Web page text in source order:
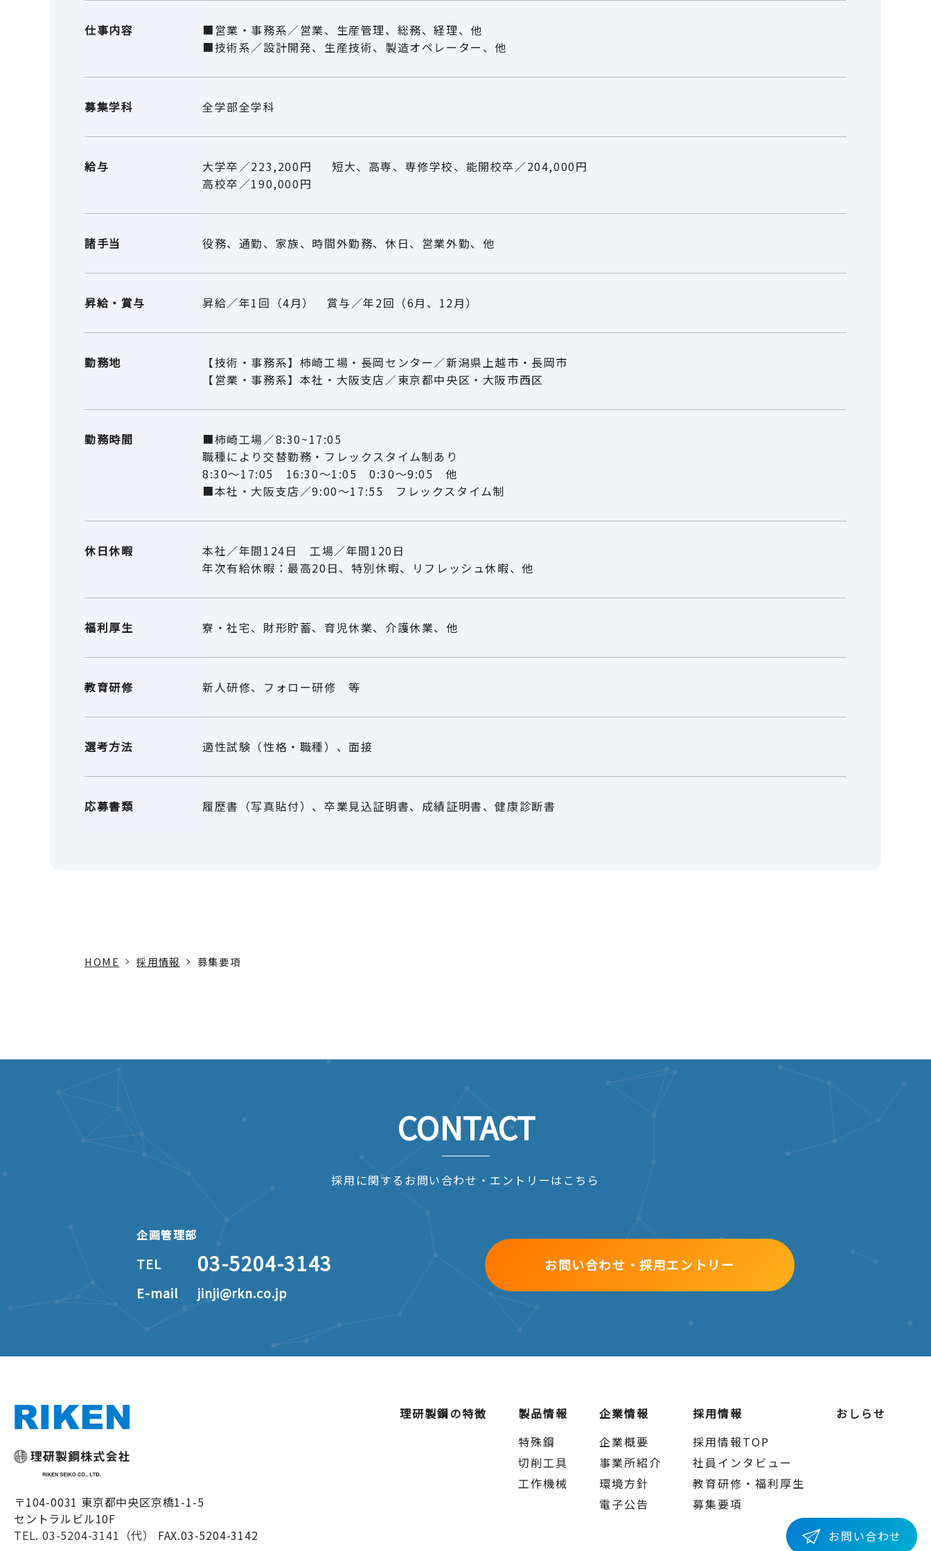
仕事内容
■営業・事務系／営業、生産管理、総務、経理、他
■技術系／設計開発、生産技術、製造オペレーター、他
募集学科 全学部全学科
給与
大学卒／223,200円 短大、高専、専修学校、能開校卒／204,000円
高校卒／190,000円
諸手当 役務、通勤、家族、時間外勤務、休日、営業外勤、他
昇給・賞与 昇給／年1回（4月） 賞与／年2回（6月、12月）
勤務地
【技術・事務系】柿崎工場・長岡センター／新潟県上越市・長岡市
【営業・事務系】本社・大阪支店／東京都中央区・大阪市西区
勤務時間
■柿崎工場／8:30~17:05
職種により交替勤務・フレックスタイム制あり
8:30～17:05 16:30～1:05 0:30～9:05 他
■本社・大阪支店／9:00～17:55 フレックスタイム制
休日休暇
本社／年間124日 工場／年間120日
年次有給休暇：最高20日、特別休暇、リフレッシュ休暇、他
福利厚生 寮・社宅、財形貯蓄、育児休業、介護休業、他
教育研修 新人研修、フォロー研修 等
選考方法 適性試験（性格・職種）、面接
応募書類 履歴書（写真貼付）、卒業見込証明書、成績証明書、健康診断書
仕事内容
【技術系】設計開発、生産技術他／若干名
年齢、経験、能力を考慮のうえ、当社規定に従って決定
昇給／年1回（4月） 賞与／年2回（6月、12月）
勤務時間
■柿崎工場／8:30~17:05
職種により交替勤務・フレックスタイム制あり
8:30～17:05 16:30～1:05 0:30～9:05 他
■本社・大阪支店／9:00～17:55 フレックスタイム制
福利厚生
選考方法
HOME 採用情報 募集要項
CONTACT
採用に関するお問い合わせ・エントリーはこちら
企画管理部
TEL 03-5204-3143
E-mail jinji@rkn.co.jp
お問い合わせ・採用エントリー
〒104-0031 東京都中央区京橋1-1-5
セントラルビル10F
TEL. 03-5204-3141（代）
FAX.03-5204-3142
理研製鋼の特徴
製品情報
特殊鋼
切削工具
工作機械
企業情報
企業概要
事業所紹介
環境方針
電子公告
採用情報
採用情報TOP
社員インタビュー
教育研修・福利厚生
募集要項
おしらせ
お問い合わせ